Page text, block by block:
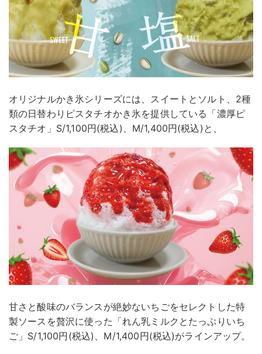
オリジナルかき氷シリーズには、スイートとソルト、2種
類の日替わりピスタチオかき氷を提供している「濃厚ピ
スタチオ」S/1,100円(税込)、M/1,400円(税込)と、
甘さと酸味のバランスが絶妙ないちごをセレクトした特
製ソースを贅沢に使った「れん乳ミルクとたっぷりいち
ご」S/1,100円(税込)、M/1,400円(税込)がラインアップ。